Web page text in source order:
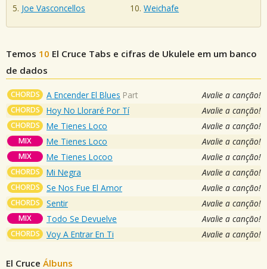
Joe Vasconcellos
Weichafe
Temos 10 El Cruce Tabs e cifras de Ukulele em um banco
de dados
CHORDS A Encender El Blues Part Avalie a canção!
CHORDS Hoy No Lloraré Por Tí Avalie a canção!
CHORDS Me Tienes Loco Avalie a canção!
MIX Me Tienes Loco Avalie a canção!
MIX Me Tienes Locoo Avalie a canção!
CHORDS Mi Negra Avalie a canção!
CHORDS Se Nos Fue El Amor Avalie a canção!
CHORDS Sentir Avalie a canção!
MIX Todo Se Devuelve Avalie a canção!
CHORDS Voy A Entrar En Ti Avalie a canção!
El Cruce Álbuns